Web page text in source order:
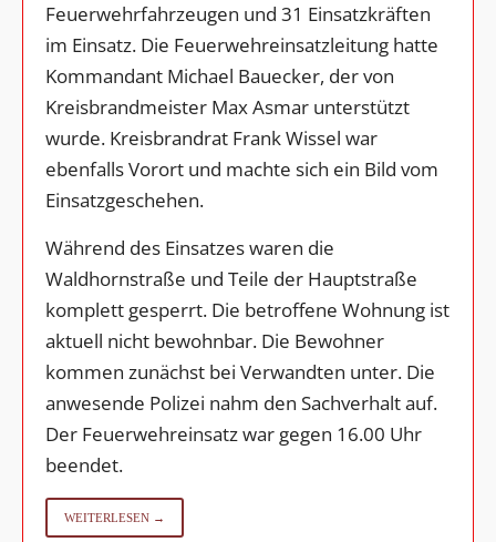
Feuerwehrfahrzeugen und 31 Einsatzkräften
im Einsatz. Die Feuerwehreinsatzleitung hatte
Kommandant Michael Bauecker, der von
Kreisbrandmeister Max Asmar unterstützt
wurde. Kreisbrandrat Frank Wissel war
ebenfalls Vorort und machte sich ein Bild vom
Einsatzgeschehen.
Während des Einsatzes waren die
Waldhornstraße und Teile der Hauptstraße
komplett gesperrt. Die betroffene Wohnung ist
aktuell nicht bewohnbar. Die Bewohner
kommen zunächst bei Verwandten unter. Die
anwesende Polizei nahm den Sachverhalt auf.
Der Feuerwehreinsatz war gegen 16.00 Uhr
beendet.
WEITERLESEN →